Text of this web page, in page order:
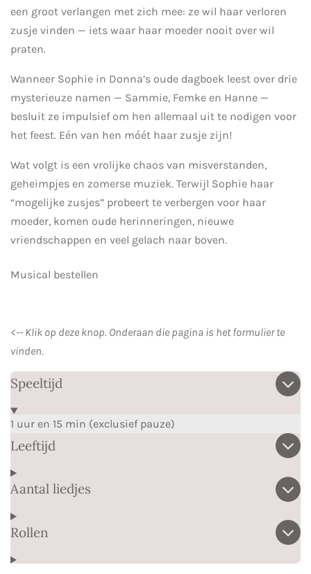
een groot verlangen met zich mee: ze wil haar verloren
zusje vinden — iets waar haar moeder nooit over wil
praten.
Wanneer Sophie in Donna’s oude dagboek leest over drie
mysterieuze namen — Sammie, Femke en Hanne —
besluit ze impulsief om hen allemaal uit te nodigen voor
het feest. Eén van hen móét haar zusje zijn!
Wat volgt is een vrolijke chaos van misverstanden,
geheimpjes en zomerse muziek. Terwijl Sophie haar
“mogelijke zusjes” probeert te verbergen voor haar
moeder, komen oude herinneringen, nieuwe
vriendschappen en veel gelach naar boven.
Musical bestellen
<-- Klik op deze knop. Onderaan die pagina is het formulier te
vinden.
Speeltijd
1 uur en 15 min (exclusief pauze)
Leeftijd
Aantal liedjes
Rollen